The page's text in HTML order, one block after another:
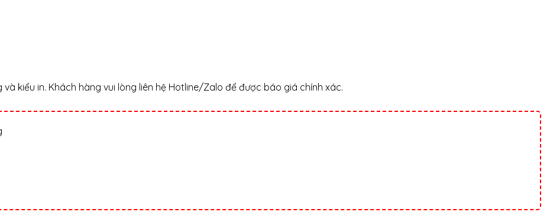
kiểu in. Khách hàng vui lòng liên hệ Hotline/Zalo để được báo giá chính xác.